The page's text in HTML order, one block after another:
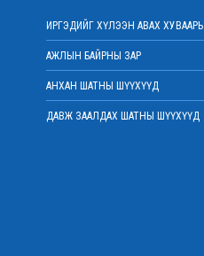
ИРГЭДИЙГ ХҮЛЭЭН АВАХ ХУВААРЬ
АЖЛЫН БАЙРНЫ ЗАР
АНХАН ШАТНЫ ШҮҮХҮҮД
ДАВЖ ЗААЛДАХ ШАТНЫ ШҮҮХҮҮД